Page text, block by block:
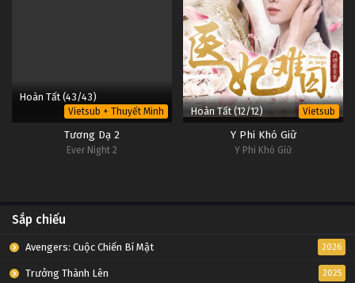
Hoàn Tất (43/43)
Vietsub + Thuyết Minh
Tương Dạ 2
Ever Night 2
Hoàn Tất (12/12) Vietsub
Y Phi Khó Giữ
Y Phi Khó Giữ
Sắp chiếu
Avengers: Cuộc Chiến Bí Mật 2026
Trưởng Thành Lên 2025